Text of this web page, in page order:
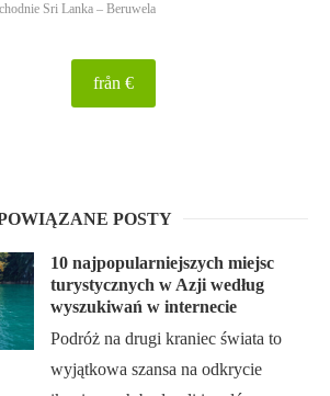
Sri Lanka – Beruwela
från €
POSTY
10 najpopularniejszych miejsc
turystycznych w Azji według
wyszukiwań w internecie
Podróż na drugi kraniec świata to
wyjątkowa szansa na odkrycie